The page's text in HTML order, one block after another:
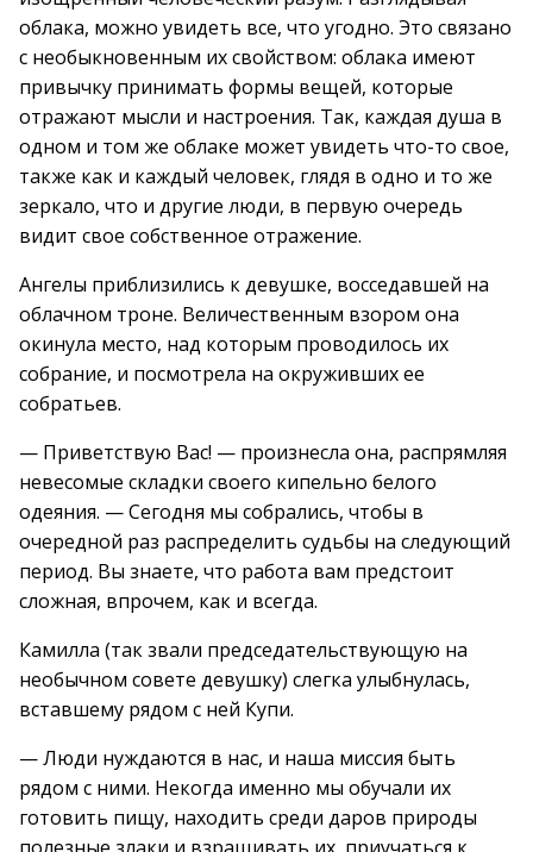
облака, можно увидеть все, что угодно. Это связано
с необыкновенным их свойством: облака имеют
привычку принимать формы вещей, которые
отражают мысли и настроения. Так, каждая душа в
одном и том же облаке может увидеть что-то свое,
также как и каждый человек, глядя в одно и то же
зеркало, что и другие люди, в первую очередь
видит свое собственное отражение.
Ангелы приблизились к девушке, восседавшей на
облачном троне. Величественным взором она
окинула место, над которым проводилось их
собрание, и посмотрела на окруживших ее
собратьев.
— Приветствую Вас! — произнесла она, распрямляя
невесомые складки своего кипельно белого
одеяния. — Сегодня мы собрались, чтобы в
очередной раз распределить судьбы на следующий
период. Вы знаете, что работа вам предстоит
сложная, впрочем, как и всегда.
Камилла (так звали председательствующую на
необычном совете девушку) слегка улыбнулась,
вставшему рядом с ней Купи.
— Люди нуждаются в нас, и наша миссия быть
рядом с ними. Некогда именно мы обучали их
готовить пищу, находить среди даров природы